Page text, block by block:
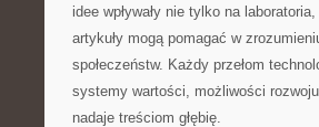
idee wpływały nie tylko na
artykuły mogą pomagać w
społeczeństw. Każdy przełom
systemy wartości, możliwości
nadaje treściom głębię.